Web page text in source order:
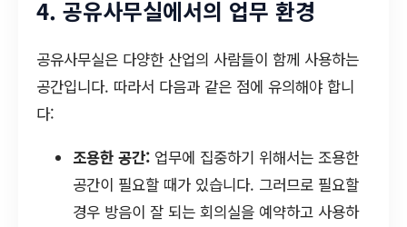
4. 공유사무실에서의 업무 환경
공유사무실은 다양한 산업의 사람들이 함께 사용하는
공간입니다. 따라서 다음과 같은 점에 유의해야 합니
다:
조용한 공간: 업무에 집중하기 위해서는 조용한
공간이 필요할 때가 있습니다. 그러므로 필요할
경우 방음이 잘 되는 회의실을 예약하고 사용하